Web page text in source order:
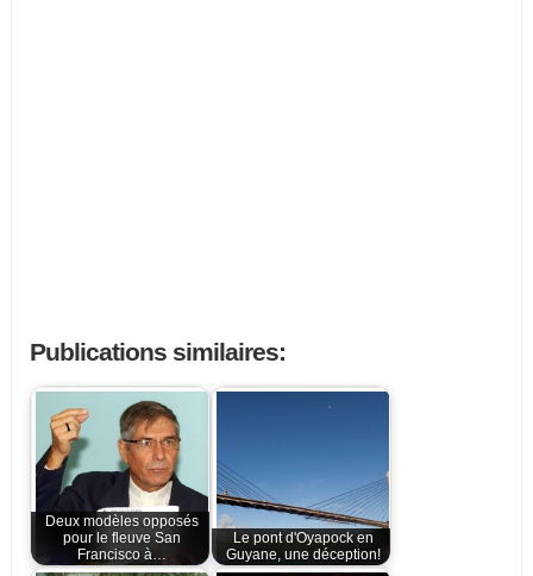
Publications similaires:
Deux modèles opposés
pour le fleuve San
Francisco à…
Le pont d'Oyapock en
Guyane, une déception!